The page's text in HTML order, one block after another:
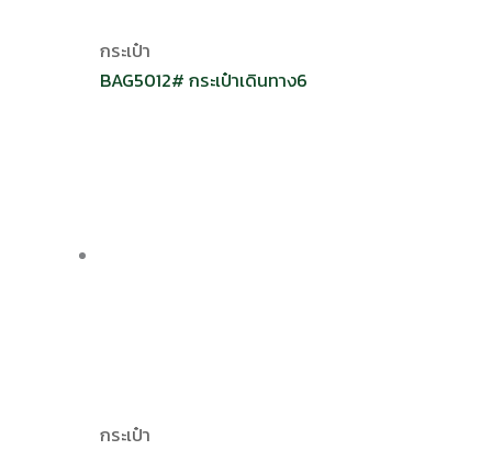
กระเป๋า
BAG5012# กระเป๋าเดินทาง6
กระเป๋า